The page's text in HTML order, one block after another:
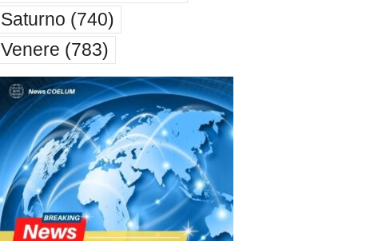
Saturno (740)
Venere (783)